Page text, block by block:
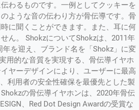
わるものです。一例としてクッキーを
ような音の伝わり方が骨伝導です。骨
に聞くことができます。また、耳に何
ん。 ShokzについてShokzは、2011年
を迎え、ブランド名を「Shokz」に変
用的な音質を実現する、骨伝導イヤホ
ヤーデザインにより、ユーザーに最高
利用者の安全性確保を最優先とした製
の骨伝導イヤホンは、2020年骨伝
、Red Dot Design Awardの受賞な